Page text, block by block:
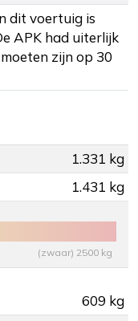
dit voertuig is
APK had uiterlijk
zijn op 30
1.331 kg
1.431 kg
(zwaar) 2500 kg
609 kg